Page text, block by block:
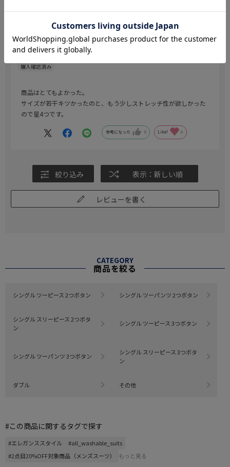
商品はとても良かったです。
色：Ｌ．グレー／サイズ：Y7(身長175-180、ウエスト80cm)
おが
商品はとてもよかった。
サイズが若干キツかったのと、もう少しストレッチ性が欲しかった
ので星4つです。
参考になった 0 Like! 0
絞り込み 表示：新しい順
レビューを書く
CATEGORY
商品を絞る
シングル ツーピース 2つボタン シングル ツーパンツ 2つボタン
シングル スリーピース 2つボタ
ン
シングル ツーピース 3つボタン
シングル ツーパンツ 3つボタン
シングル スリーピース 3つボタ
ン
ダブル その他
#この商品に関するタグで探す
#エレガンススタイル
#all_washable_suits
#2点目20%OFF対象商品（メンズスーツ）
もっと見る